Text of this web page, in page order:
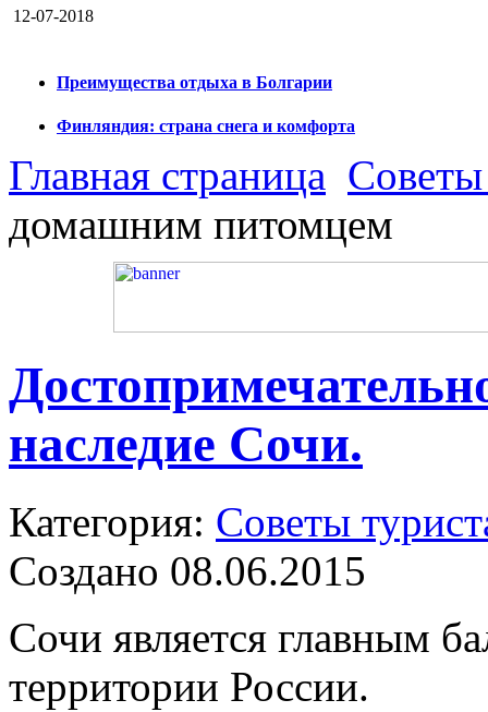
12-07-2018
Преимущества отдыха в Болгарии
Финляндия: страна снега и комфорта
Главная страница
домашним питомцем
наследие Сочи.
Категория: Советы
Создано 08.06.2015
Сочи является главным
территории России.